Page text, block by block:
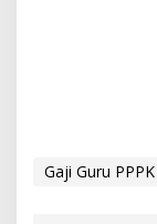
Gaji Guru PPPK